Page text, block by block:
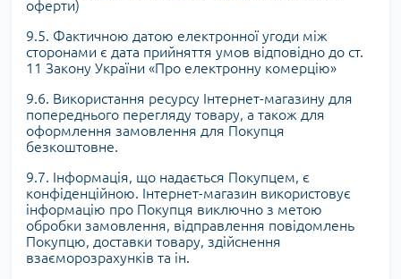
оферти)
9.5. Фактичною датою електронної угоди між
сторонами є дата прийняття умов відповідно до ст.
11 Закону України «Про електронну комерцію»
9.6. Використання ресурсу Інтернет-магазину для
попереднього перегляду товару, а також для
оформлення замовлення для Покупця
безкоштовне.
9.7. Інформація, що надається Покупцем, є
конфіденційною. Інтернет-магазин використовує
інформацію про Покупця виключно з метою
обробки замовлення, відправлення повідомлень
Покупцю, доставки товару, здійснення
взаєморозрахунків та ін.